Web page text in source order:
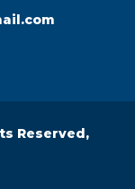
Reserved,